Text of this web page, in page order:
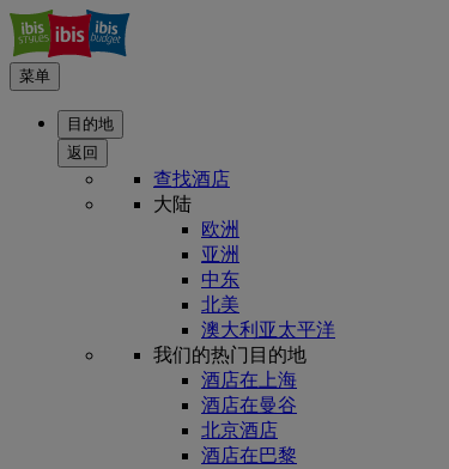
菜单
目的地
返回
查找酒店
大陆
欧洲
亚洲
中东
北美
澳大利亚太平洋
我们的热门目的地
酒店在上海
酒店在曼谷
北京酒店
酒店在巴黎